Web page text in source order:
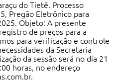
do Tietê. Processo
Pregão Eletrônico para
Objeto: A presente
de preços para a
para verificação e controle
da Secretaria
da sessão será no dia 21
horas, no endereço